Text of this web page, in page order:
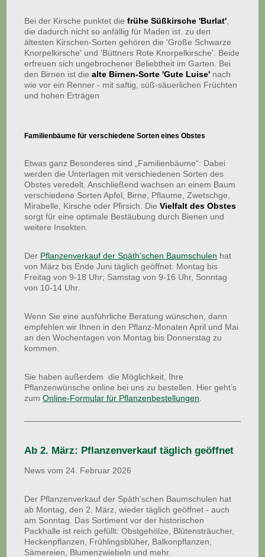
Bei der Kirsche punktet diefrühe Süßkirsche 'Burlat'
die dadurch nicht so anfällig für Maden ist. zu den
ältesten Kirschen-Sorten gehören die 'Große Schwarze
Knorpelkirsche' und 'Büttners Rote Knorpelkirsche'. Beide
erfreuen sich ungebrochener Beliebtheit im Garten. Bei
den Birnen ist diealte Birnen-Sorte 'Gute Luise' nach
wie vor ein Renner - mit saftig, süß-säuerlichen Früchten
und hohen Erträgen
Familienbäume für verschiedene Sorten eines Obstes
Etwas ganz Besonderes sind „Familienbäume“: Dabei
werden die Unterlagen mit verschiedenen Sorten des
Obstes veredelt. Anschließend wachsen an einem Baum
verschiedene Sorten Apfel, Birne, Pflaume, Zwetschge,
Mirabelle, Kirsche oder Pfirsich. DieVielfalt des Obstes
sorgt für eine optimale Bestäubung durch Bienen und
weitere Insekten.
Der Pflanzenverkauf der Späth’schen Baumschulen hat
von März bis Ende Juni täglich geöffnet: Montag bis
Freitag von 9-18 Uhr; Samstag von 9-16 Uhr, Sonntag
von 10-14 Uhr.
Wenn Sie eine ausführliche Beratung wünschen, dann
empfehlen wir Ihnen in den Pflanz-Monaten April und Mai
an den Wochentagen von Montag bis Donnerstag zu
kommen.
Sie haben außerdem die Möglichkeit, Ihre
Pflanzenwünsche online bei uns zu bestellen. Hier geht’s
zumOnline-Formular für Pflanzenbestellungen
Ab 2. März: Pflanzenverkauf täglich geöffnet
News vom 24. Februar 2026
Der Pflanzenverkauf der Späth'schen Baumschulen hat
ab Montag, den 2. März, wieder täglich geöffnet - auch
am Sonntag. Das Sortiment vor der historischen
Packhalle ist reich gefüllt: Obstgehölze, Blütensträucher,
Heckenpflanzen, Frühlingsblüher, Balkonpflanzen,
Sämereien, Blumenzwiebeln und mehr.